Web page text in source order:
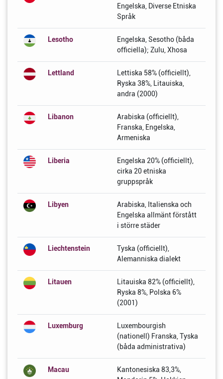
Engelska, Diverse Etniska
Språk
Lesotho
Engelska, Sesotho (båda
officiella); Zulu, Xhosa
Lettland
Lettiska 58% (officiellt),
Ryska 38%, Litauiska,
andra (2000)
Libanon
Arabiska (officiellt),
Franska, Engelska,
Armeniska
Liberia
Engelska 20% (officiellt),
cirka 20 etniska
gruppspråk
Libyen
Arabiska, Italienska och
Engelska allmänt förstått
i större städer
Liechtenstein
Tyska (officiellt),
Alemanniska dialekt
Litauen
Litauiska 82% (officiellt),
Ryska 8%, Polska 6%
(2001)
Luxemburg
Luxembourgish
(nationell) Franska, Tyska
(båda administrativa)
Macau
Kantonesiska 83,3%,